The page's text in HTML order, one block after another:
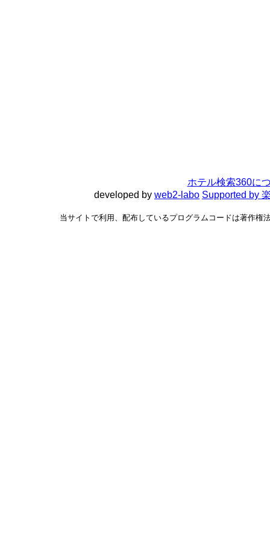
ホテル検索360に
developed by web2-labo Supported by
当サイトで利用、配布しているプログラムコードは著作